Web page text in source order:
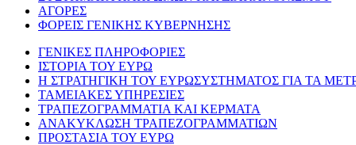
ΑΓΟΡΕΣ
ΦΟΡΕΙΣ ΓΕΝΙΚΗΣ ΚΥΒΕΡΝΗΣΗΣ
ΓΕΝΙΚΕΣ ΠΛΗΡΟΦΟΡΙΕΣ
ΙΣΤΟΡΙΑ ΤΟΥ ΕΥΡΩ
Η ΣΤΡΑΤΗΓΙΚΗ ΤΟΥ ΕΥΡΩΣΥΣΤΗΜΑΤΟΣ ΓΙΑ ΤΑ
ΤΑΜΕΙΑΚΕΣ ΥΠΗΡΕΣΙΕΣ
ΤΡΑΠΕΖΟΓΡΑΜΜΑΤΙΑ ΚΑΙ ΚΕΡΜΑΤΑ
ΑΝΑΚΥΚΛΩΣΗ ΤΡΑΠΕΖΟΓΡΑΜΜΑΤΙΩΝ
ΠΡΟΣΤΑΣΙΑ ΤΟΥ ΕΥΡΩ